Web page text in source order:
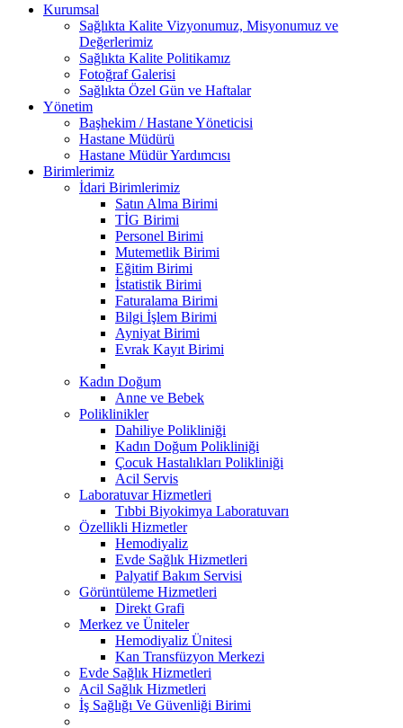
Kurumsal
Sağlıkta Kalite Vizyonumuz, Misyonumuz ve
Değerlerimiz
Sağlıkta Kalite Politikamız
Fotoğraf Galerisi
Sağlıkta Özel Gün ve Haftalar
Yönetim
Başhekim / Hastane Yöneticisi
Hastane Müdürü
Hastane Müdür Yardımcısı
Birimlerimiz
İdari Birimlerimiz
Satın Alma Birimi
TİG Birimi
Personel Birimi
Mutemetlik Birimi
Eğitim Birimi
İstatistik Birimi
Faturalama Birimi
Bilgi İşlem Birimi
Ayniyat Birimi
Evrak Kayıt Birimi
Kadın Doğum
Anne ve Bebek
Poliklinikler
Dahiliye Polikliniği
Kadın Doğum Polikliniği
Çocuk Hastalıkları Polikliniği
Acil Servis
Laboratuvar Hizmetleri
Tıbbi Biyokimya Laboratuvarı
Özellikli Hizmetler
Hemodiyaliz
Evde Sağlık Hizmetleri
Palyatif Bakım Servisi
Görüntüleme Hizmetleri
Direkt Grafi
Merkez ve Üniteler
Hemodiyaliz Ünitesi
Kan Transfüzyon Merkezi
Evde Sağlık Hizmetleri
Acil Sağlık Hizmetleri
İş Sağlığı Ve Güvenliği Birimi